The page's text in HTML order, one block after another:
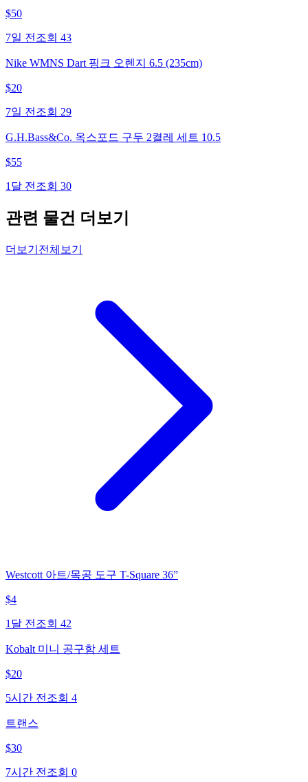
$50
7일 전 조회 43
Nike WMNS Dart 핑크 오렌지 6.5 (235cm)
$20
7일 전 조회 29
G.H.Bass&Co. 옥스포드 구두 2켤레 세트 10.5
$55
1달 전 조회 30
관련 물건 더보기
더보기 전체보기
Westcott 아트/목공 도구 T-Square 36”
$4
1달 전 조회 42
Kobalt 미니 공구함 세트
$20
5시간 전 조회 4
트랜스
$30
7시간 전 조회 0